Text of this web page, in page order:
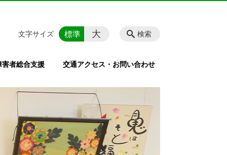
害者総合支援 交通アクセス・お問い合わせ
検索
文字サイズ 標準 大